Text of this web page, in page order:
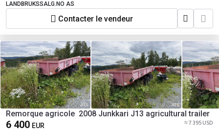
LANDBRUKSSALG.NO AS
Contacter le vendeur
Remorque agricole 2008 Junkkari J13 agricultural trailer
6 400 EUR ≈ 7 395 USD